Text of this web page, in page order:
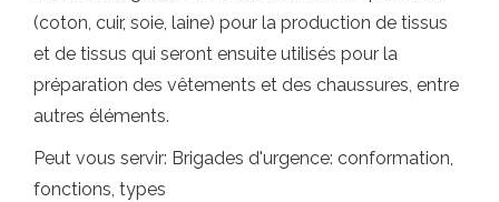
(coton, cuir, soie, laine) pour la production de tissus
et de tissus qui seront ensuite utilisés pour la
préparation des vêtements et des chaussures, entre
autres éléments.
Peut vous servir: Brigades d'urgence: conformation,
fonctions, types